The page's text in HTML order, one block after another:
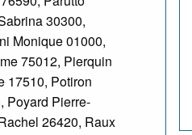
30300,
Monique 01000,
75012, Pierquin
17510, Potiron
Poyard Pierre-
26420, Raux